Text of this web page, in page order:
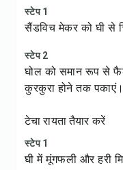
स्टेप 1
सैंडविच मेकर को घी से
स्टेप 2
घोल को समान रूप से
कुरकुरा होने तक पकाएं।
टेचा रायता तैयार करें
स्टेप 1
घी में मूंगफली और हरी